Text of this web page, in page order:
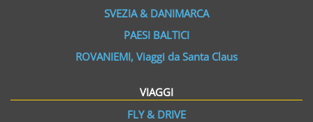
SVEZIA & DANIMARCA
PAESI BALTICI
ROVANIEMI, Viaggi da Santa Claus
VIAGGI
FLY & DRIVE